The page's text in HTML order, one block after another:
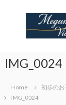
ァ
イ
リ
IMG_0024
Home
初歩のお
IMG_0024